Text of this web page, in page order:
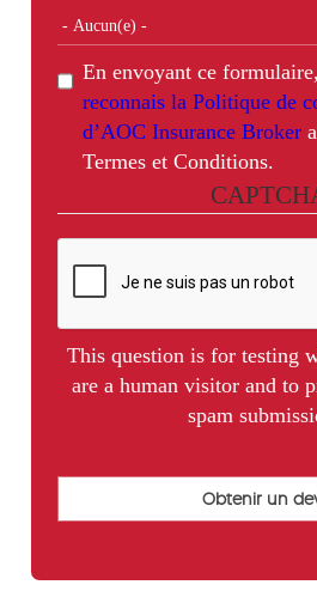
En envoyant ce formulaire,
reconnais la Politique de
d’AOC Insurance Broker
Termes et Conditions.
This question is for testing
are a human visitor and to
spam